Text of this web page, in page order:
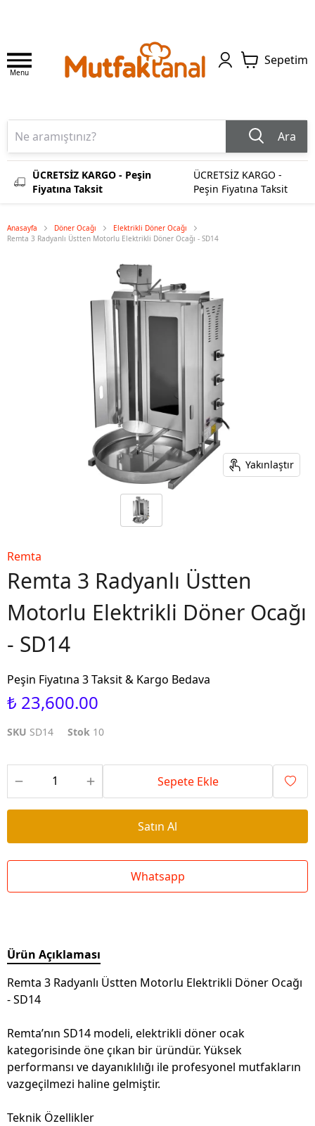
Menu
Sepetim
Ara
ÜCRETSİZ KARGO - Peşin
Fiyatına Taksit
ÜCRETSİZ KARGO -
Peşin Fiyatına Taksit
Anasayfa Döner Ocağı
Elektrikli Döner Ocağı
Remta 3 Radyanlı Üstten Motorlu Elektrikli Döner Ocağı - SD14
Yakınlaştır
Remta
Remta 3 Radyanlı Üstten
Motorlu Elektrikli Döner Ocağı
- SD14
Peşin Fiyatına 3 Taksit & Kargo Bedava
₺ 23,600.00
SKU SD14 Stok 10
Sepete Ekle
Satın Al
Whatsapp
Ürün Açıklaması
Remta 3 Radyanlı Üstten Motorlu Elektrikli Döner Ocağı
- SD14
Remta’nın SD14 modeli, elektrikli döner ocak
kategorisinde öne çıkan bir üründür. Yüksek
performansı ve dayanıklılığı ile profesyonel mutfakların
vazgeçilmezi haline gelmiştir.
Teknik Özellikler